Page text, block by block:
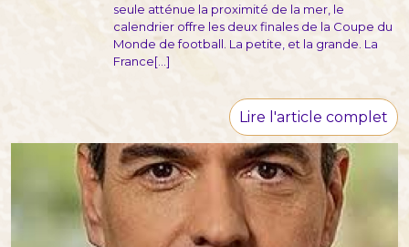
seule atténue la proximité de la mer, le
calendrier offre les deux finales de la Coupe du
Monde de football. La petite, et la grande. La
France[...]
Lire l'article complet